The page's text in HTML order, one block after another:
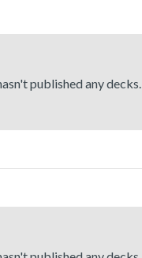
published any decks.